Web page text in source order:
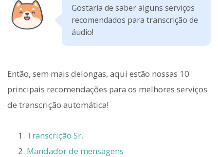
Gostaria de saber alguns serviços
recomendados para transcrição de
áudio!
Então, sem mais delongas, aqui estão nossas 10
principais recomendações para os melhores serviços
de transcrição automática!
Transcrição Sr.
Mandador de mensagens